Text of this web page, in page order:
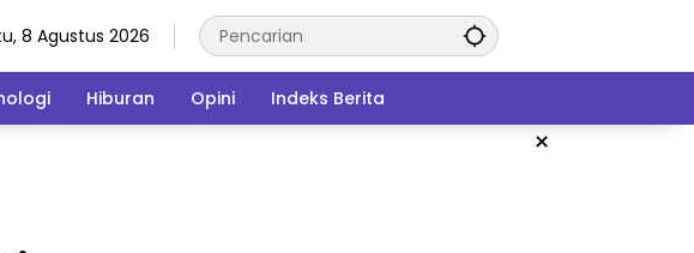
8 Agustus 2026
Hiburan Opini Indeks Berita
×